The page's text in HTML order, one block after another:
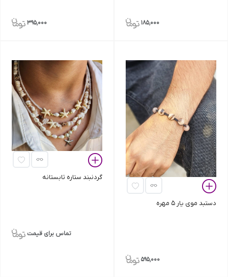
185٬000 395٬000
دستبد موی یار 5 مهره
595٬000
گردنبند ستاره تابستانه
تماس برای قیمت